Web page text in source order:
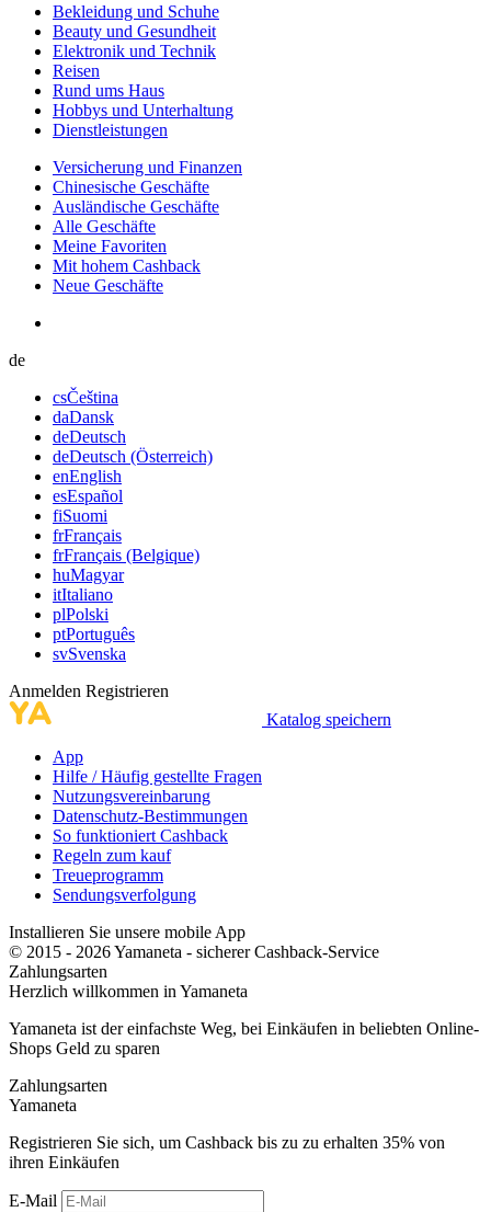
Bekleidung und Schuhe
Beauty und Gesundheit
Elektronik und Technik
Reisen
Rund ums Haus
Hobbys und Unterhaltung
Dienstleistungen
Versicherung und Finanzen
Chinesische Geschäfte
Ausländische Geschäfte
Alle Geschäfte
Meine Favoriten
Mit hohem Cashback
Neue Geschäfte
de
csČeština
daDansk
deDeutsch
deDeutsch (Österreich)
enEnglish
esEspañol
fiSuomi
frFrançais
frFrançais (Belgique)
huMagyar
itItaliano
plPolski
ptPortuguês
svSvenska
Anmelden Registrieren
Katalog speichern
App
Hilfe / Häufig gestellte Fragen
Nutzungsvereinbarung
Datenschutz-Bestimmungen
So funktioniert Cashback
Regeln zum kauf
Treueprogramm
Sendungsverfolgung
Installieren Sie unsere mobile App
© 2015 - 2026 Yamaneta - sicherer Cashback-Service
Zahlungsarten
Herzlich willkommen in Yamaneta
Yamaneta ist der einfachste Weg, bei Einkäufen in beliebten Online-
Shops Geld zu sparen
Zahlungsarten
Yamaneta
Registrieren Sie sich, um Cashback bis zu zu erhalten 35% von
ihren Einkäufen
E-Mail